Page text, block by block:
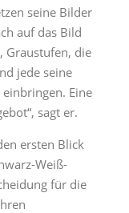
seine Bilder
auf das Bild
Graustufen, die
jede seine
Eine
sagt er.
ersten Blick
Weiß-
für die